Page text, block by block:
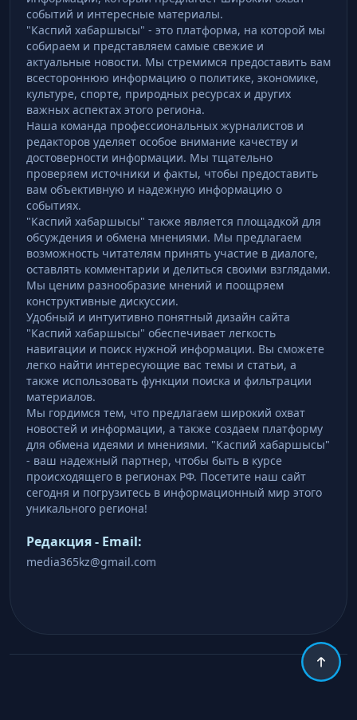
событий и интересные материалы.
"Каспий хабаршысы" - это платформа, на которой мы
собираем и представляем самые свежие и
актуальные новости. Мы стремимся предоставить вам
всестороннюю информацию о политике, экономике,
культуре, спорте, природных ресурсах и других
важных аспектах этого региона.
Наша команда профессиональных журналистов и
редакторов уделяет особое внимание качеству и
достоверности информации. Мы тщательно
проверяем источники и факты, чтобы предоставить
вам объективную и надежную информацию о
событиях.
"Каспий хабаршысы" также является площадкой для
обсуждения и обмена мнениями. Мы предлагаем
возможность читателям принять участие в диалоге,
оставлять комментарии и делиться своими взглядами.
Мы ценим разнообразие мнений и поощряем
конструктивные дискуссии.
Удобный и интуитивно понятный дизайн сайта
"Каспий хабаршысы" обеспечивает легкость
навигации и поиск нужной информации. Вы сможете
легко найти интересующие вас темы и статьи, а
также использовать функции поиска и фильтрации
материалов.
Мы гордимся тем, что предлагаем широкий охват
новостей и информации, а также создаем платформу
для обмена идеями и мнениями. "Каспий хабаршысы"
- ваш надежный партнер, чтобы быть в курсе
происходящего в регионах РФ. Посетите наш сайт
сегодня и погрузитесь в информационный мир этого
уникального региона!
Редакция - Email:
media365kz@gmail.com